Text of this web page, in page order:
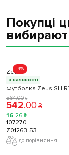
Покупці
-4%
Zeus
в наявності
Футболка Zeus
564.00 ₴
542.00 ₴
16.26 ₴
107270
Z01263-53
до порівняння